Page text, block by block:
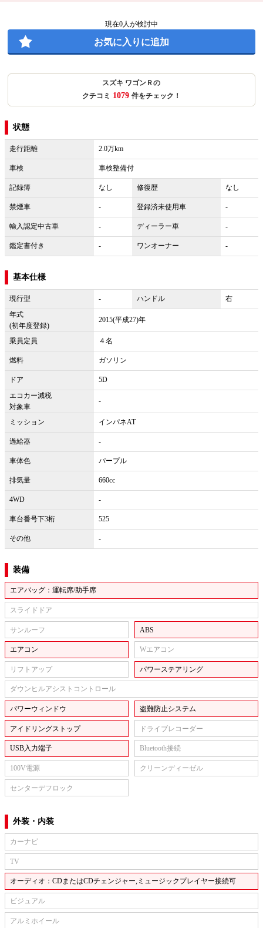
現在0人が検討中
お気に入りに追加
スズキ ワゴンＲの
クチコミ 1079 件をチェック！
状態
走行距離 2.0万km
車検 車検整備付
記録簿 なし 修復歴 なし
禁煙車 - 登録済未使用車 -
輸入認定中古車 - ディーラー車 -
鑑定書付き - ワンオーナー -
基本仕様
現行型 - ハンドル
右
年式
(初年度登録)
2015(平成27)年
乗員定員 ４名
燃料 ガソリン
ドア
5D
エコカー減税
対象車
-
ミッション インパネAT
過給器 -
車体色 パープル
排気量 660cc
4WD -
車台番号下3桁 525
その他 -
装備
エアバッグ：運転席/助手席
スライドドア
サンルーフ ABS
エアコン Wエアコン
リフトアップ パワーステアリング
ダウンヒルアシストコントロール
パワーウィンドウ 盗難防止システム
アイドリングストップ ドライブレコーダー
USB入力端子 Bluetooth接続
100V電源 クリーンディーゼル
センターデフロック
外装・内装
カーナビ
TV
オーディオ：CDまたはCDチェンジャー,ミュージックプレイヤー接続可
ビジュアル
アルミホイール